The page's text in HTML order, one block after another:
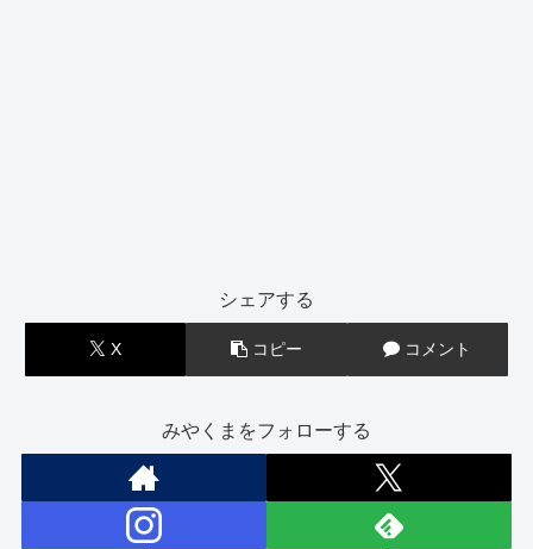
シェアする
X コピー コメント
みやくまをフォローする